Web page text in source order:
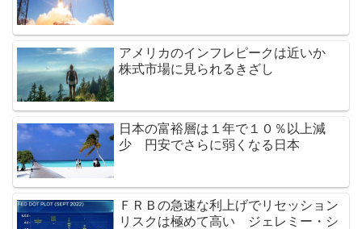
アメリカのインフレピークは近いか
株式市場に見られるきざし
日本の富裕層は１年で１０％以上減
少 円安でさらに弱くなる日本
ＦＲＢの急速な利上げでリセッション
リスクは極めて高い ジェレミー・シ